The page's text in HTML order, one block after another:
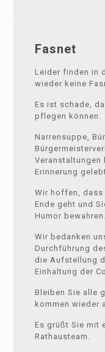
Fasnet
Leider finden in
wieder keine
Es ist schade,
pflegen können.
Narrensuppe,
Veranstaltungen
Erinnerung
Wir hoffen, dass
Ende geht und
Humor bewahren.
Wir bedanken
Durchführung
die Aufstellung
Einhaltung der
Bleiben Sie alle
kommen wieder
Es grüßt Sie mit
Rathausteam.